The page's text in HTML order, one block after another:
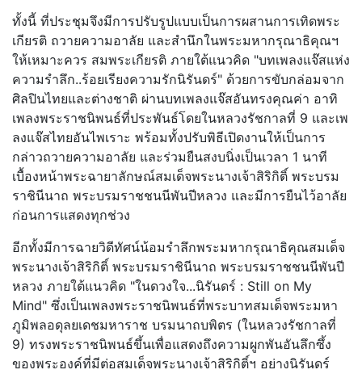
ทั้งนี้ ที่ประชุมจึงมีการปรับรูปแบบเป็นการผสานการเทิดพระ
เกียรติ ถวายความอาลัย และสำนึกในพระมหากรุณาธิคุณฯ
ให้เหมาะควร สมพระเกียรติ ภายใต้แนวคิด "บทเพลงแจ๊สแห่ง
ความรำลึก..ร้อยเรียงความรักนิรันดร์" ด้วยการขับกล่อมจาก
ศิลปินไทยและต่างชาติ ผ่านบทเพลงแจ๊สอันทรงคุณค่า อาทิ
เพลงพระราชนิพนธ์ที่ประพันธ์โดยในหลวงรัชกาลที่ 9 และเพ
ลงแจ๊สไทยอันไพเราะ พร้อมทั้งปรับพิธีเปิดงานให้เป็นการ
กล่าวถวายความอาลัย และร่วมยืนสงบนิ่งเป็นเวลา 1 นาที
เบื้องหน้าพระฉายาลักษณ์สมเด็จพระนางเจ้าสิริกิติ์ พระบรม
ราชินีนาถ พระบรมราชชนนีพันปีหลวง และมีการยืนไว้อาลัย
ก่อนการแสดงทุกช่วง
อีกทั้งมีการฉายวิดีทัศน์น้อมรำลึกพระมหากรุณาธิคุณสมเด็จ
พระนางเจ้าสิริกิติ์ พระบรมราชินีนาถ พระบรมราชชนนีพันปี
หลวง ภายใต้แนวคิด "ในดวงใจ...นิรันดร์ : Still on My
Mind" ซึ่งเป็นเพลงพระราชนิพนธ์ที่พระบาทสมเด็จพระมหา
ภูมิพลอดุลยเดชมหาราช บรมนาถบพิตร (ในหลวงรัชกาลที่
9) ทรงพระราชนิพนธ์ขึ้นเพื่อแสดงถึงความผูกพันอันลึกซึ้ง
ของพระองค์ที่มีต่อสมเด็จพระนางเจ้าสิริกิติ์ฯ อย่างนิรันดร์